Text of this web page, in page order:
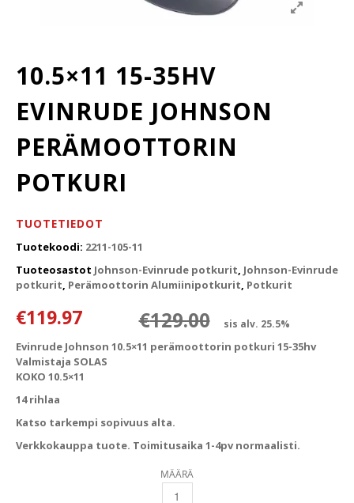
10.5×11 15-35HV
EVINRUDE JOHNSON
PERÄMOOTTORIN
POTKURI
TUOTETIEDOT
Tuotekoodi: 2211-105-11
Tuoteosastot Johnson-Evinrude potkurit, Johnson-Evinrude
potkurit, Perämoottorin Alumiinipotkurit, Potkurit
€129.00
€119.97 Nykyinen
sis alv. 25.5%
Evinrude Johnson 10.5×11 perämoottorin potkuri 15-35hv
Valmistaja SOLAS
KOKO 10.5×11
14 rihlaa
Katso tarkempi sopivuus alta.
Verkkokauppa tuote. Toimitusaika 1-4pv normaalisti.
MÄÄRÄ
10.5X11 15-35HV EVINRUDE JOHNSON